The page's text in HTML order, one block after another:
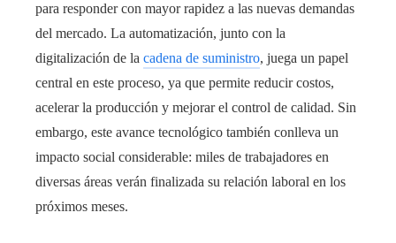
para responder con mayor rapidez a las nuevas demandas
del mercado. La automatización, junto con la
digitalización de la cadena de suministro, juega un papel
central en este proceso, ya que permite reducir costos,
acelerar la producción y mejorar el control de calidad. Sin
embargo, este avance tecnológico también conlleva un
impacto social considerable: miles de trabajadores en
diversas áreas verán finalizada su relación laboral en los
próximos meses.